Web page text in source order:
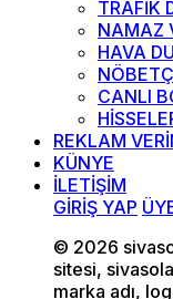
TRAFİK
NAMAZ
HAVA
CANLI
REKLAM
KÜNYE
İLETİŞİM
GİRİŞ YAP
© 2026
sitesi,
marka adı,